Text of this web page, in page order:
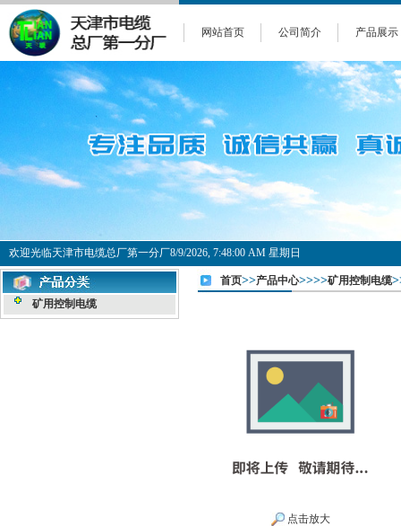
网站首页 公司简介 产品展示
欢迎光临天津市电缆总厂第一分厂8/9/2026, 7:48:00 AM 星期日
矿用控制电缆
首页>>产品中心>>>>矿用控制电缆
点击放大